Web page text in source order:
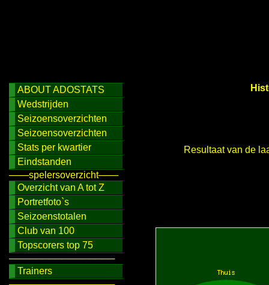
ABOUT ADOSTATS
Wedstrijden
Seizoensoverzichten
Seizoensoverzichten
Stats per kwartier
Eindstanden
───spelersoverzicht───
Overzicht van A tot Z
Portretfoto`s
Seizoenstotalen
Club van 100
Topscorers top 75
────────────────
Trainers
Resultaat van de